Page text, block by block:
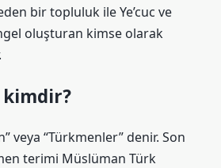
bir topluluk ile Ye’cuc ve
oluşturan kimse olarak
veya “Türkmenler” denir. Son
terimi Müslüman Türk